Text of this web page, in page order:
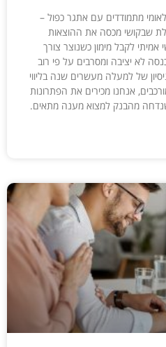
מתמודדים עם אתגר כפול –
שבקושי מכסה את ההוצאות
לקבל מימון כשנוצר צורך
לא יציבה ומסרבים על פי רוב
של למעלה מעשרים שנה בליווי
אנחנו מכירים את הפתרונות
שנדחה מהבנק למצוא מענה מתאים.